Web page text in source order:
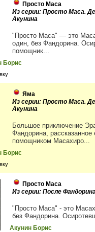
Просто Маса
Из серии: Просто Маса.
Акунина
"Просто Маса" — это
один, без Фандорина.
помощник...
Борис
Яма
Из серии: Просто Маса.
Акунина
Большое приключение
Фандорина, рассказанное
помощником Масахиро...
Борис
Просто Маса
Из серии: После
"Просто Маса" - это
без Фандорина.
Акунин Борис